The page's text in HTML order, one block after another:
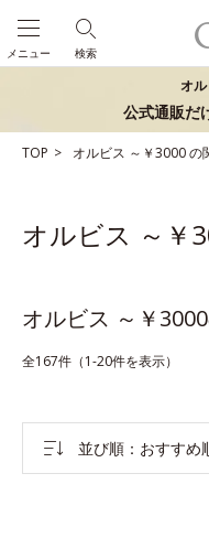
検索
メニュー
オ
公式通販だ
TOP オルビス ～￥3000の
オルビス ～￥
オルビス ～￥
全167件（1-20件を表示）
並び順 おすすめ